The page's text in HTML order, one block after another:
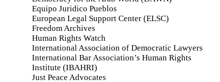
Equipo Juridico Pueblos
European Legal Support Center (ELSC)
Freedom Archives
Human Rights Watch
International Association of Democratic Lawyers
International Bar Association’s Human Rights
Institute (IBAHRI)
Just Peace Advocates